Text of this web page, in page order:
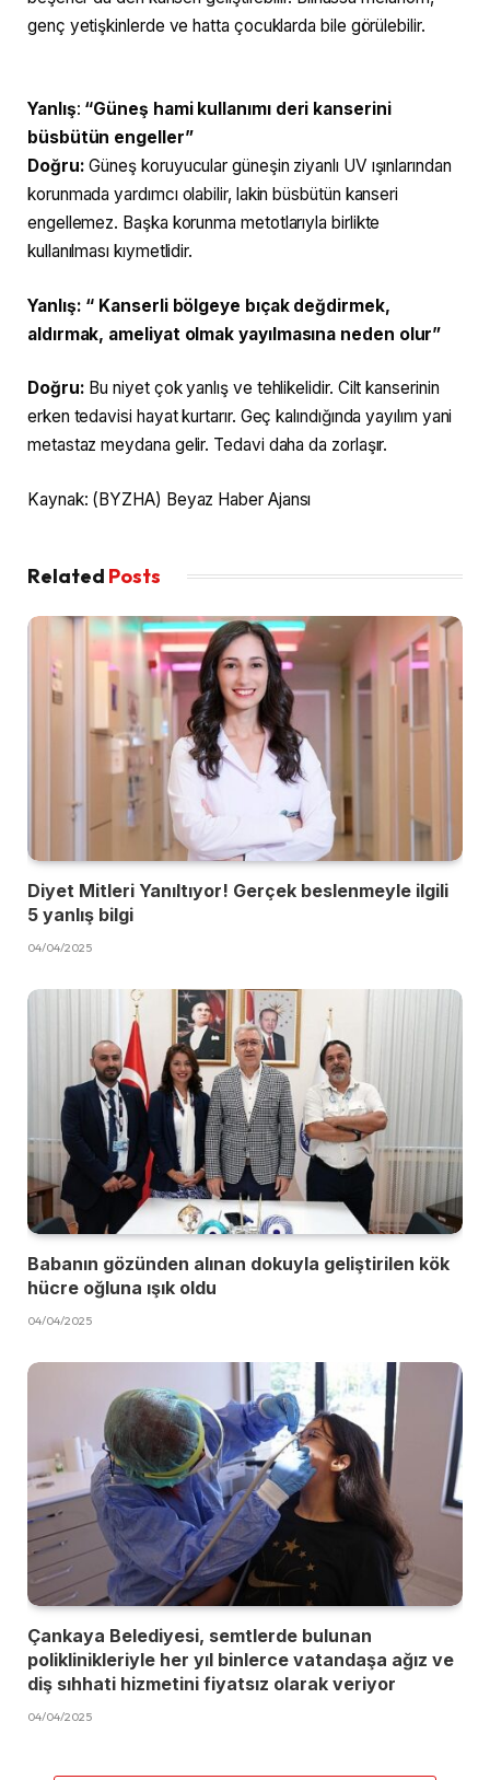
genç yetişkinlerde ve hatta çocuklarda bile görülebilir.
Yanlış: “Güneş hami kullanımı deri kanserini
büsbütün engeller”
Doğru: Güneş koruyucular güneşin ziyanlı UV ışınlarından
korunmada yardımcı olabilir, lakin büsbütün kanseri
engellemez. Başka korunma metotlarıyla birlikte
kullanılması kıymetlidir.
Yanlış: “ Kanserli bölgeye bıçak değdirmek,
aldırmak, ameliyat olmak yayılmasına neden olur”
Doğru: Bu niyet çok yanlış ve tehlikelidir. Cilt kanserinin
erken tedavisi hayat kurtarır. Geç kalındığında yayılım yani
metastaz meydana gelir. Tedavi daha da zorlaşır.
Kaynak: (BYZHA) Beyaz Haber Ajansı
Related Posts
Diyet Mitleri Yanıltıyor! Gerçek beslenmeyle ilgili
5 yanlış bilgi
04/04/2025
Babanın gözünden alınan dokuyla geliştirilen kök
hücre oğluna ışık oldu
04/04/2025
Çankaya Belediyesi, semtlerde bulunan
poliklinikleriyle her yıl binlerce vatandaşa ağız ve
diş sıhhati hizmetini fiyatsız olarak veriyor
04/04/2025